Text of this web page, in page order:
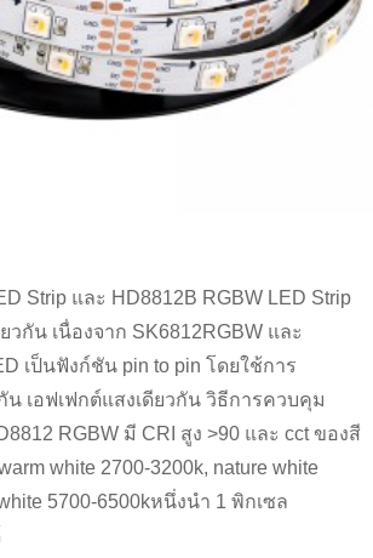
Strip และ HD8812B RGBW LED Strip
วกัน เนื่องจาก SK6812RGBW และ
เป็นฟังก์ชัน pin to pin โดยใช้การ
น เอฟเฟกต์แสงเดียวกัน วิธีการควบคุม
RGBW มี CRI สูง >90 และ cct ของสี
white 2700-3200k, nature white
5700-6500kหนึ่งนำ 1 พิกเซล